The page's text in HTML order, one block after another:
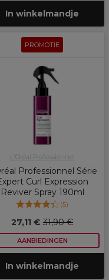
In winkelmandje
PROMOTIE
L'Oréal Professionnel
Professionnel Série
Curl Expression
Reviver Spray 190ml
(5)
27,11 € 31,90 €
AANBIEDINGEN
In winkelmandje